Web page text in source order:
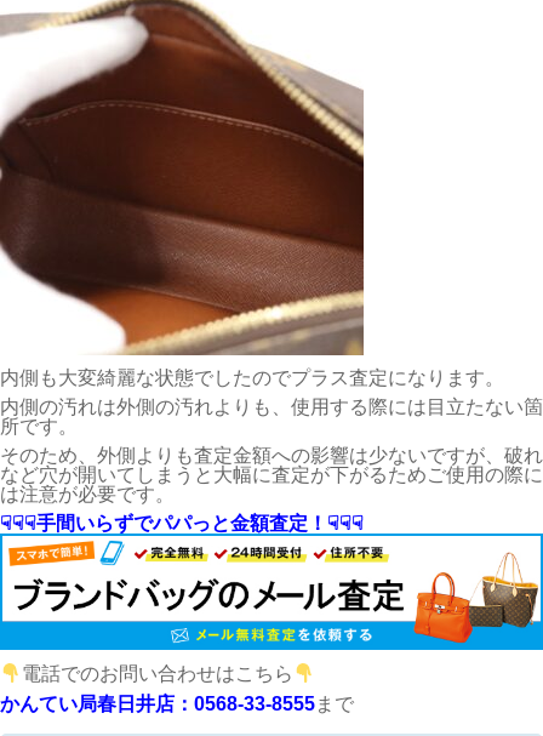
内側も大変綺麗な状態でしたのでプラス査定になります。
内側の汚れは外側の汚れよりも、使用する際には目立たない箇
所です。
そのため、外側よりも査定金額への影響は少ないですが、破れ
など穴が開いてしまうと大幅に査定が下がるためご使用の際に
は注意が必要です。
☟☟☟手間いらずでパパっと金額査定！☟☟☟
電話でのお問い合わせはこちら
かんてい局春日井店：0568-33-8555まで